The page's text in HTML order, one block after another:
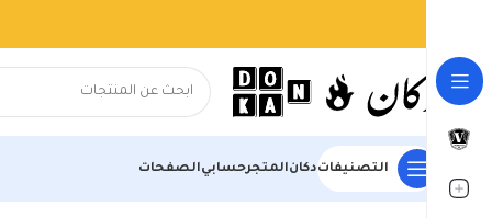
التصنيفاتدكانالمتجرحسابيالصفحات
الرئيسية المتجر